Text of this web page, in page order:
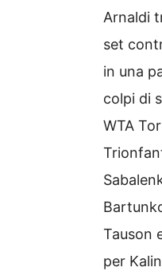
Arnaldi
set
in una
colpi di
WTA
Tauson
per